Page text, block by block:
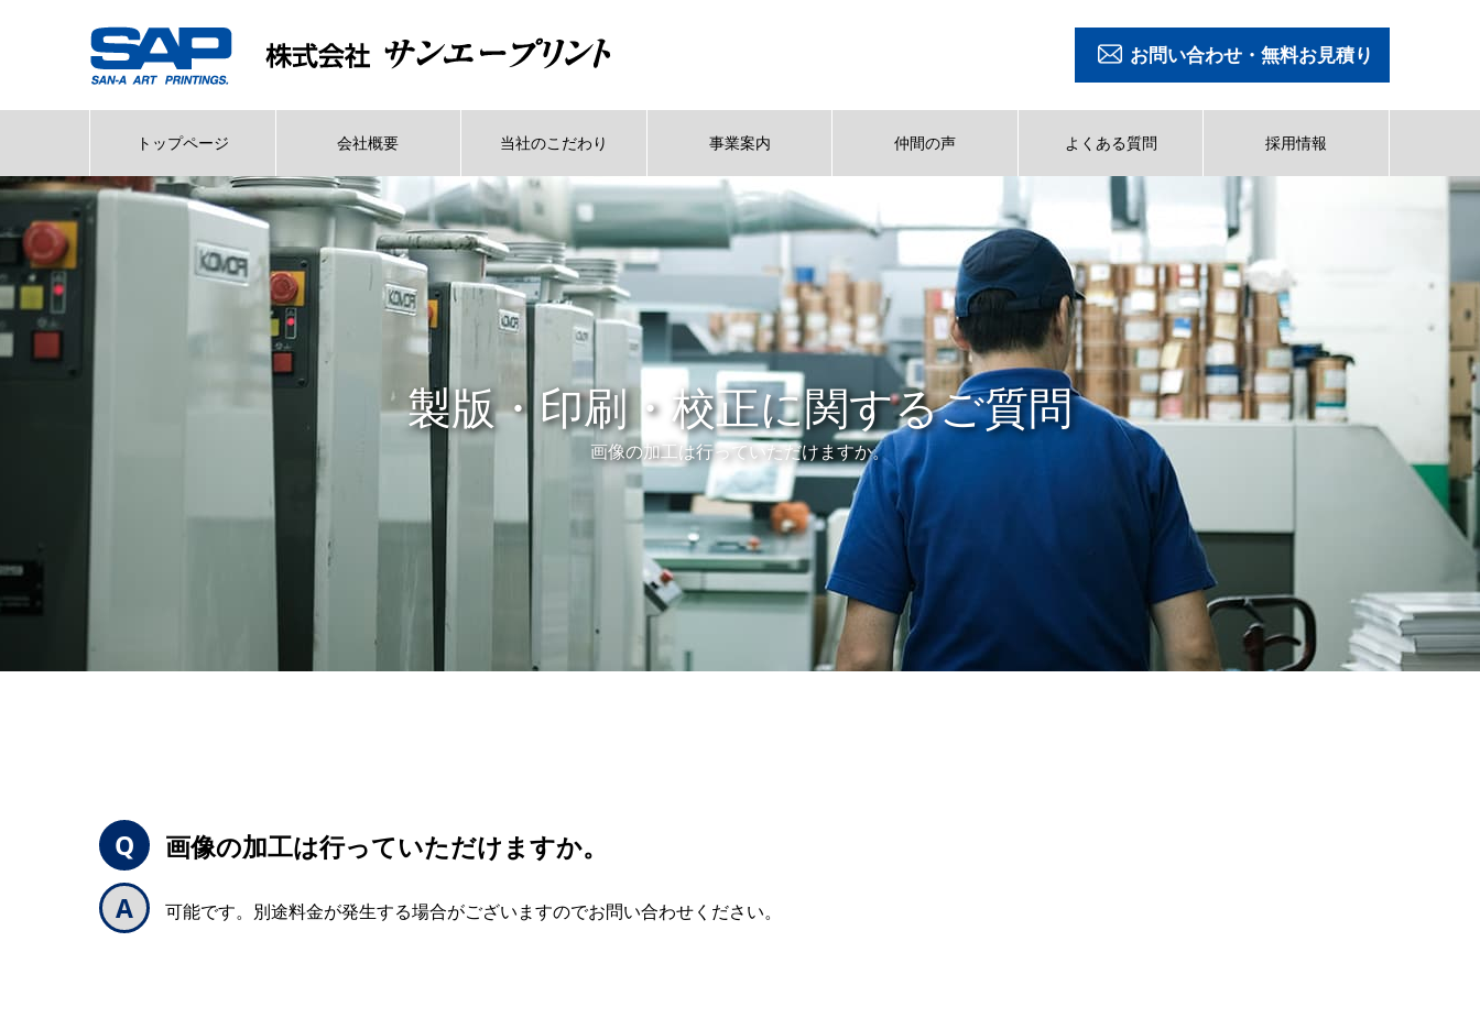
お問い合わせ・無料お見積り
トップページ 会社概要 当社のこだわり 事業案内 仲間の声 よくある質問 採用情報
製版・印刷・校正に関するご質問
画像の加工は行っていただけますか。
画像の加工は行っていただけますか。
可能です。別途料金が発生する場合がございますのでお問い合わせください。